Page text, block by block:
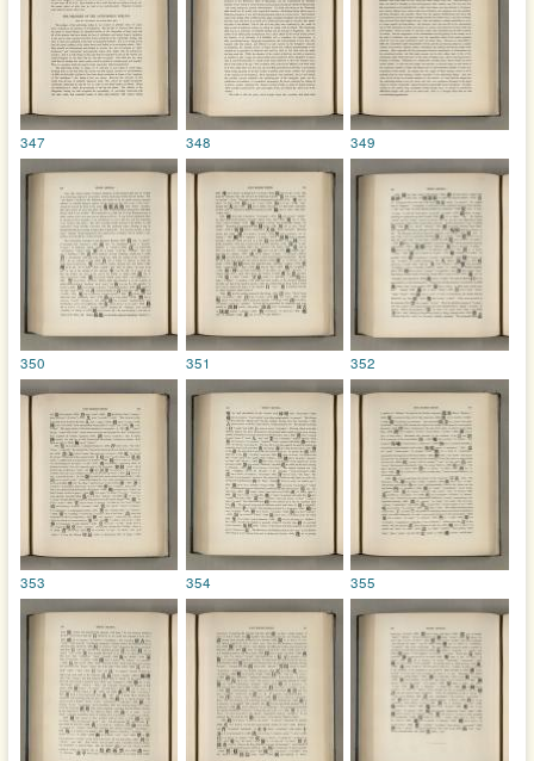
347 348 349
350 351 352
353 354 355